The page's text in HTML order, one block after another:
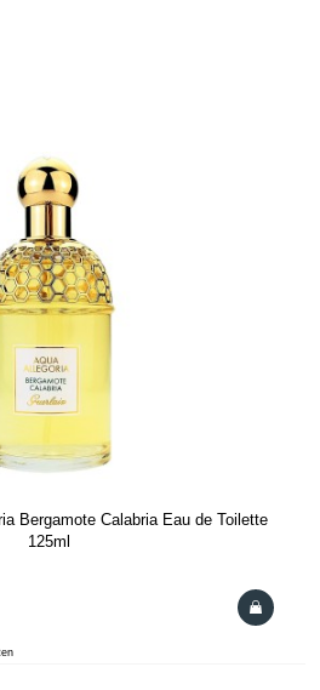
Bergamote Calabria Eau de Toilette
125ml